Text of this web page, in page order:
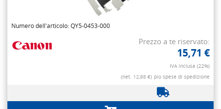
Numero dell'articolo: QY5-0453-000
Prezzo a te riservato:
15,71 €
IVA inclusa (22%)
(net. 12,88 €) più spese di spedizione